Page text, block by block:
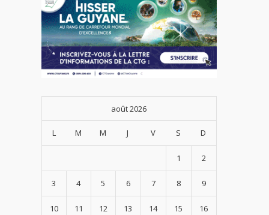
août 2026
L M M J V S D
1 2
3 4 5 6 7 8 9
10 11 12 13 14 15 16